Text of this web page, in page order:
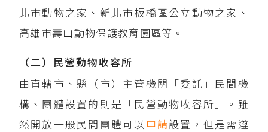
北市動物之家、新北市板橋區公立動物之家、
高雄市壽山動物保護教育園區等。
（二）民營動物收容所
由直轄市、縣（市）主管機關「委託」民間機
構、團體設置的則是「民營動物收容所」。雖
然開放一般民間團體可以 申請設置，但是需遵